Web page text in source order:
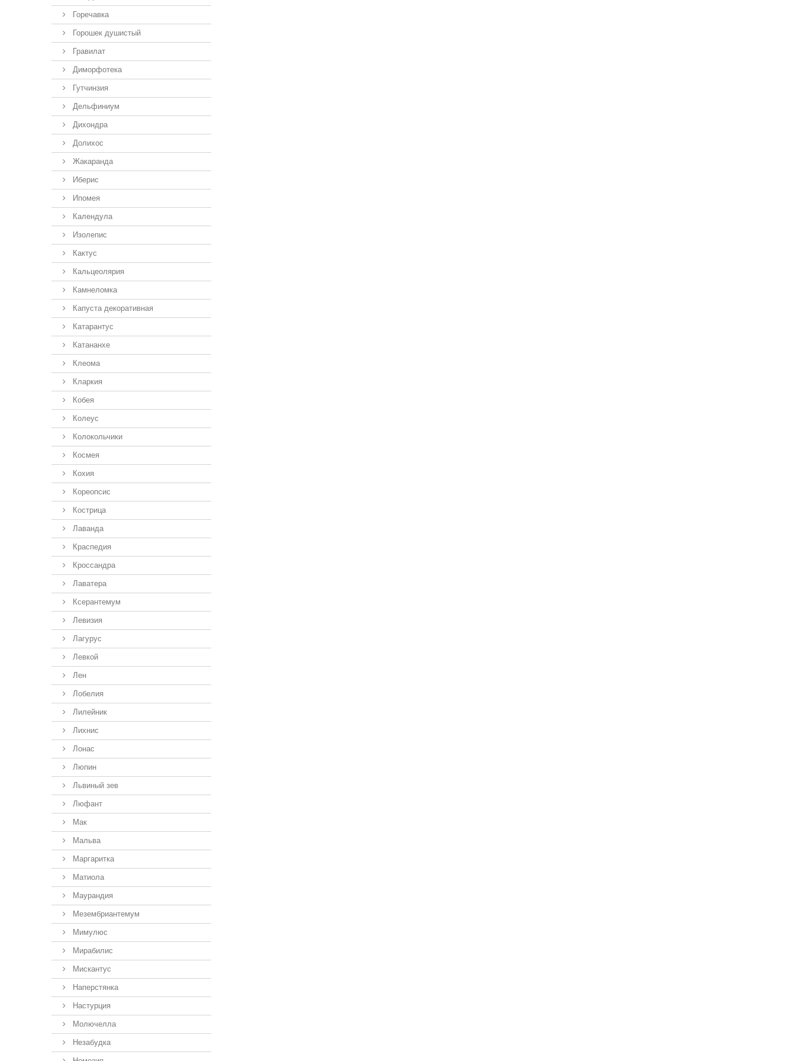
Горечавка
Горошек душистый
Гравилат
Диморфотека
Гутчинзия
Дельфиниум
Дихондра
Долихос
Жакаранда
Иберис
Ипомея
Календула
Изолепис
Кактус
Кальцеолярия
Камнеломка
Капуста декоративная
Катарантус
Катананхе
Клеома
Кларкия
Кобея
Колеус
Колокольчики
Космея
Кохия
Кореопсис
Кострица
Лаванда
Краспедия
Кроссандра
Лаватера
Ксерантемум
Левизия
Лагурус
Левкой
Лен
Лобелия
Лилейник
Лихнис
Лонас
Люпин
Львиный зев
Люфант
Мак
Мальва
Маргаритка
Матиола
Маурандия
Мезембриантемум
Мимулюс
Мирабилис
Мискантус
Наперстянка
Настурция
Молючелла
Незабудка